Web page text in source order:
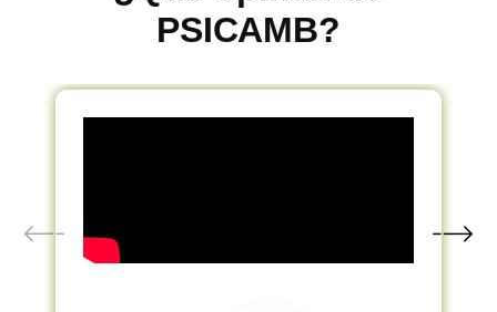
PSICAMB?